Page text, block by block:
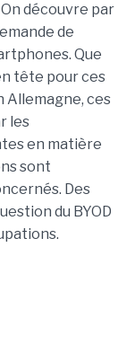
découvre par
de
Que
tête pour ces
Allemagne, ces
les
en matière
sont
Des
du BYOD